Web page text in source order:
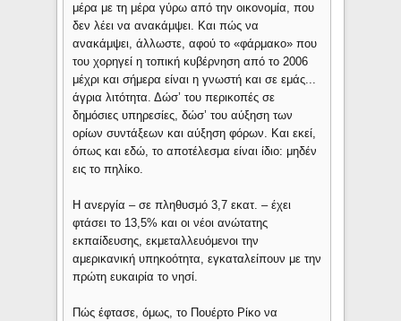
μέρα με τη μέρα γύρω από την οικονομία, που
δεν λέει να ανακάμψει. Και πώς να
ανακάμψει, άλλωστε, αφού το «φάρμακο» που
του χορηγεί η τοπική κυβέρνηση από το 2006
μέχρι και σήμερα είναι η γνωστή και σε εμάς...
άγρια λιτότητα. Δώσ’ του περικοπές σε
δημόσιες υπηρεσίες, δώσ’ του αύξηση των
ορίων συντάξεων και αύξηση φόρων. Και εκεί,
όπως και εδώ, το αποτέλεσμα είναι ίδιο: μηδέν
εις το πηλίκο.
Η ανεργία – σε πληθυσμό 3,7 εκατ. – έχει
φτάσει το 13,5% και οι νέοι ανώτατης
εκπαίδευσης, εκμεταλλευόμενοι την
αμερικανική υπηκοότητα, εγκαταλείπουν με την
πρώτη ευκαιρία το νησί.
Πώς έφτασε, όμως, το Πουέρτο Ρίκο να